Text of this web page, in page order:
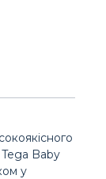
Tega Baby
у